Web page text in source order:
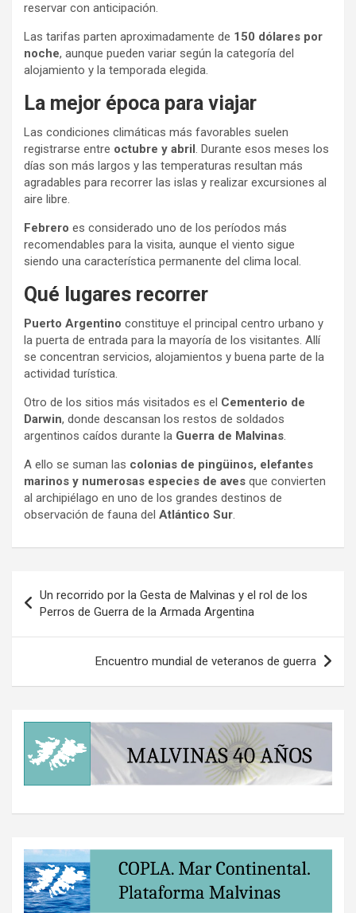
reservar con anticipación.
Las tarifas parten aproximadamente de 150 dólares por
noche, aunque pueden variar según la categoría del
alojamiento y la temporada elegida.
La mejor época para viajar
Las condiciones climáticas más favorables suelen
registrarse entre octubre y abril. Durante esos meses los
días son más largos y las temperaturas resultan más
agradables para recorrer las islas y realizar excursiones al
aire libre.
Febrero es considerado uno de los períodos más
recomendables para la visita, aunque el viento sigue
siendo una característica permanente del clima local.
Qué lugares recorrer
Puerto Argentino constituye el principal centro urbano y
la puerta de entrada para la mayoría de los visitantes. Allí
se concentran servicios, alojamientos y buena parte de la
actividad turística.
Otro de los sitios más visitados es el Cementerio de
Darwin, donde descansan los restos de soldados
argentinos caídos durante la Guerra de Malvinas.
A ello se suman las colonias de pingüinos, elefantes
marinos y numerosas especies de aves que convierten
al archipiélago en uno de los grandes destinos de
observación de fauna del Atlántico Sur.
de
entradas
Un recorrido por la Gesta de Malvinas y el rol de los
Perros de Guerra de la Armada Argentina
Encuentro mundial de veteranos de guerra